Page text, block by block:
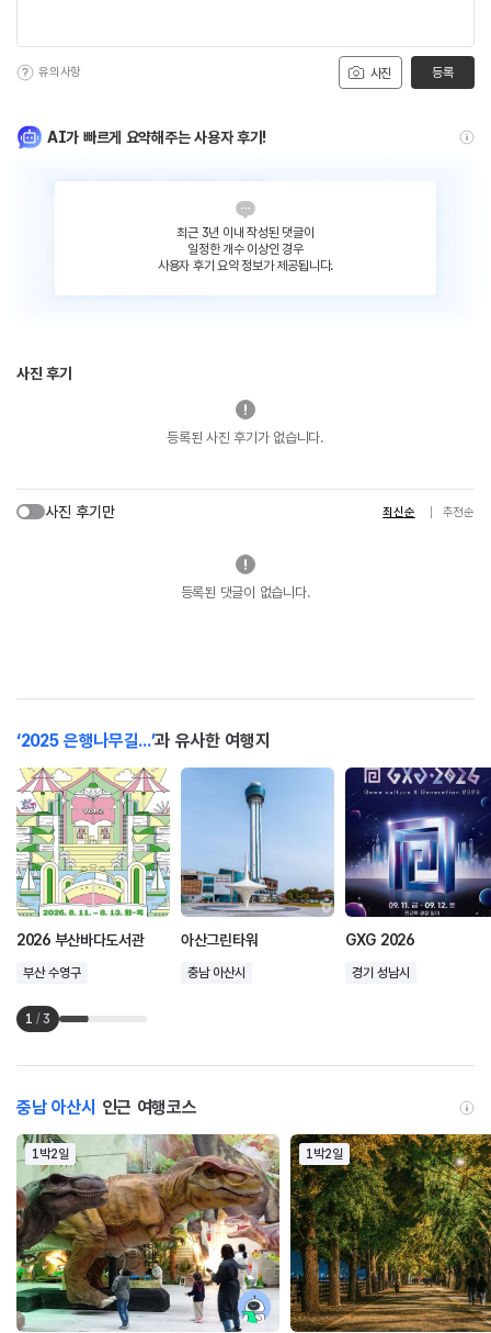
사진
유의사항 등록
AI가 빠르게 요약해주는 사용자 후기!
최근 3년 이내 작성된 댓글이
일정한 개수 이상인 경우
사용자 후기 요약 정보가 제공됩니다.
사진 후기
등록된 사진 후기가 없습니다.
사진 후기만 최신순 추천순
등록된 댓글이 없습니다.
‘2025 은행나무길...’과 유사한 여행지
2026 부산바다도서관
부산 수영구
아산그린타워
충남 아산시
GXG 2026
경기 성남시
1 / 3
충남 아산시 인근 여행코스
1박2일 1박2일